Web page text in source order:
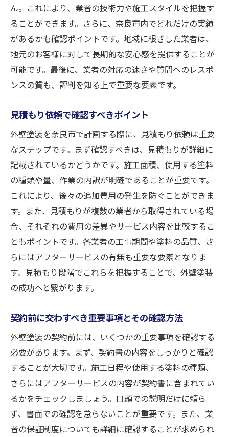
ん。これにより、業者の技術力や施工スタイルを把握す
ることができます。さらに、奈良市内でどれだけの実績
があるかも確認ポイントです。地域に根ざした業者は、
地元のお客様に対して長期的な安心感を提供することが
可能です。最後に、業者の対応の速さや質問へのレスポ
ンスの質も、評判を知る上で重要な要素です。
見積もり依頼で確認すべきポイント
外壁塗装を奈良市で計画する際に、見積もり依頼は重要
なステップです。まず確認すべきは、見積もりが詳細に
記載されているかどうかです。施工面積、使用する塗料
の種類や量、作業の内訳が明確であることが重要です。
これにより、後々の追加費用の発生を防ぐことができま
す。また、見積もりが複数の業者から取得されている場
合、それぞれの費用の差異やサービス内容を比較するこ
ともポイントです。各業者の工事期間や塗料の品質、さ
らにはアフターサービスの有無も重要な要素となりま
す。見積もり段階でこれらを把握することで、外壁塗装
の成功へと繋がります。
契約前に交わすべき重要事項とその確認方法
外壁塗装の契約前には、いくつかの重要事項を確認する
必要があります。まず、契約書の内容をしっかりと確認
することが大切です。施工日程や使用する塗料の種類、
さらにはアフターサービスの内容が契約書に含まれてい
るかをチェックしましょう。口頭での説明だけに頼ら
ず、書面での確認を怠らないことが重要です。また、業
者の保証制度についても詳細に確認することが求められ